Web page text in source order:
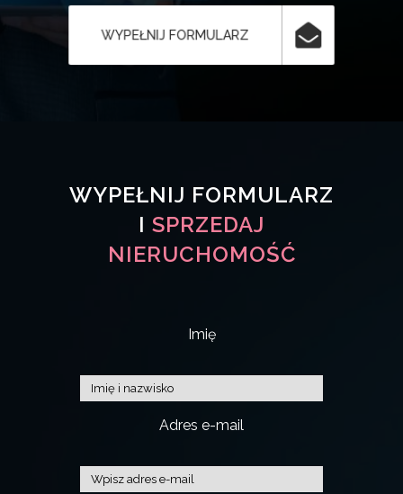
WYPEŁNIJ FORMULARZ
WYPEŁNIJ FORMULARZ
I SPRZEDAJ
NIERUCHOMOŚĆ
Imię
Adres e-mail